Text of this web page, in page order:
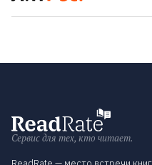
Сервис для тех, кто читает.